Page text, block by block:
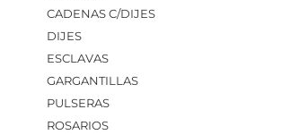
CADENAS C/DIJES
DIJES
ESCLAVAS
GARGANTILLAS
PULSERAS
ROSARIOS